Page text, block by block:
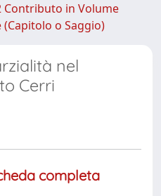
Contributo in Volume
o Saggio)
nel
Cerri
completa